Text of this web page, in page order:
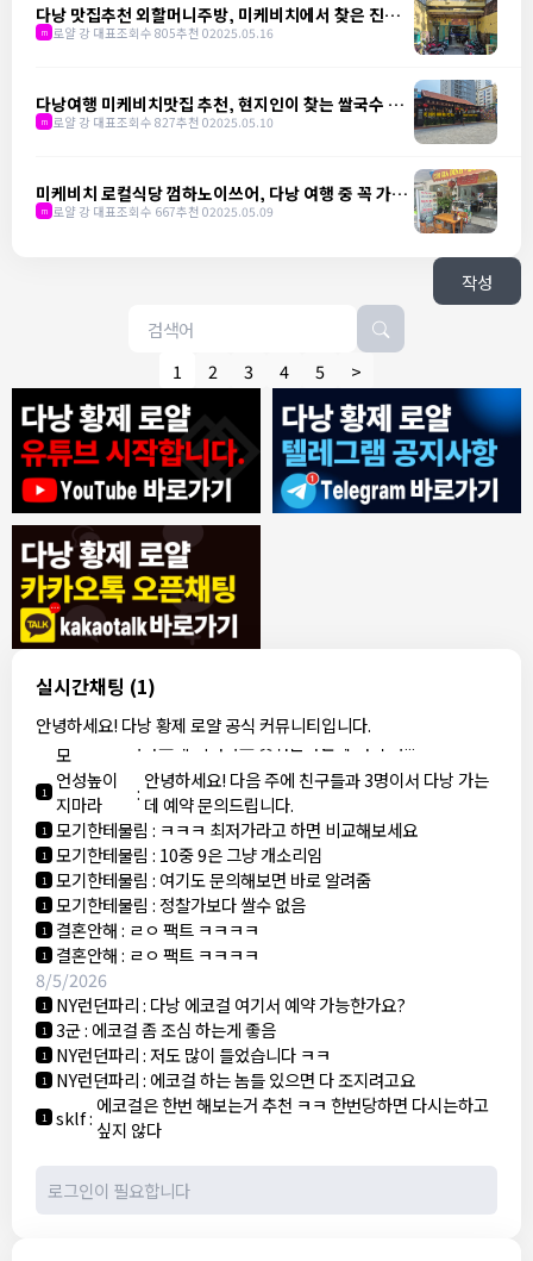
실시간채팅 (1)
안녕하세요! 다낭 황제 로얄 공식 커뮤니티입니다.
7/30/2026
1 ROY:에코걸은 파면 팔수록 괴담만..
1 ROY:제 지인이 예약 후
1 ROY:갑자기 연락이 끊겨 당황했다네요
1 동동이:오늘 무슨 날인가요
1 동동이:군인들이 뭐 하는데 다낭에서
1 1000억 대표:축제 하던디요
8/4/2026
1 빨갱이관타나모
1
빨갱이
관타나
모
:아까 오픈채팅에서 로컬 브로커라는 애가 카톡 왔는데
가라오케 최저가로 맞춰준다는데 여기 가...
1
언성높이
지마라
: 안녕하세요! 다음 주에 친구들과 3명이서 다낭 가는
데 예약 문의드립니다.
1 모기한테물림 : ㅋㅋㅋ 최저가라고 하면 비교해보세요
1 모기한테물림 : 10중 9은 그냥 개소리임
1 모기한테물림 : 여기도 문의해보면 바로 알려줌
1 모기한테물림 : 정찰가보다 쌀수 없음
1 결혼안해: ㄹㅇ 팩트 ㅋㅋㅋㅋ
1 결혼안해: ㄹㅇ 팩트 ㅋㅋㅋㅋ
8/5/2026
1 NY런던파리: 다낭 에코걸 여기서 예약 가능한가요?
1 3군: 에코걸 좀 조심 하는게 좋음
1 NY런던파리:저도 많이 들었습니다 ㅋㅋ
1 NY런던파리: 에코걸 하는 놈들 있으면 다 조지려고요
1 sklf: 에코걸은 한번 해보는거 추천 ㅋㅋ 한번당하면 다시는하고
싶지 않다
다낭 맛집추천 외할머니주방, 미케비치에서 찾은 진짜
베트남 밥상
m 로얄 강 대표 조회수 805추천 02025.05.16
다낭여행 미케비치맛집 추천, 현지인이 찾는 쌀국수 맛
집 냐항 비엣 쓰어
m 로얄 강 대표 조회수 827추천 02025.05.10
미케비치 로컬식당 껌하노이쓰어, 다낭 여행 중 꼭 가야
할 곳
m 로얄 강 대표 조회수 667추천 02025.05.09
작성
1 2 3 4 5 >